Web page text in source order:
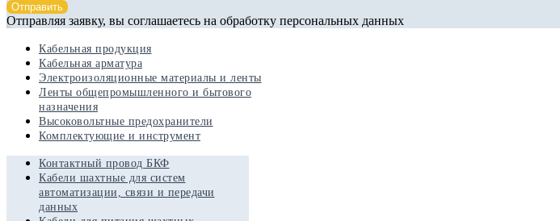
Отправить
Отправляя заявку, вы соглашаетесь на обработку персональных данных
Кабельная продукция
Кабельная арматура
Электроизоляционные материалы и ленты
Ленты общепромышленного и бытового
назначения
Высоковольтные предохранители
Комплектующие и инструмент
Контактный провод БКФ
Кабели шахтные для систем
автоматизации, связи и передачи
данных